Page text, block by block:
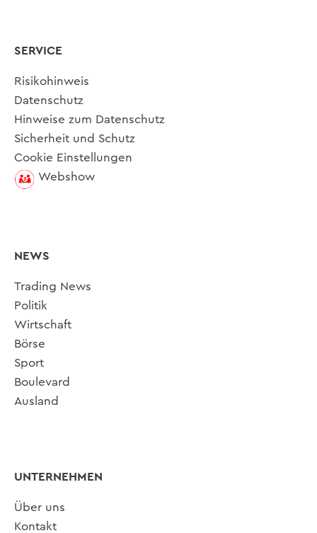
SERVICE
Risikohinweis
Datenschutz
Hinweise zum Datenschutz
Sicherheit und Schutz
Cookie Einstellungen
Webshow
NEWS
Trading News
Politik
Wirtschaft
Börse
Sport
Boulevard
Ausland
UNTERNEHMEN
Über uns
Kontakt